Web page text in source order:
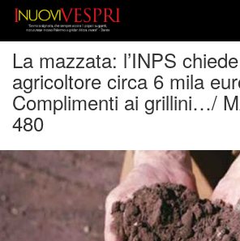
La mazzata: l’INPS
agricoltore circa 6 mila
Complimenti ai grillini…/
480